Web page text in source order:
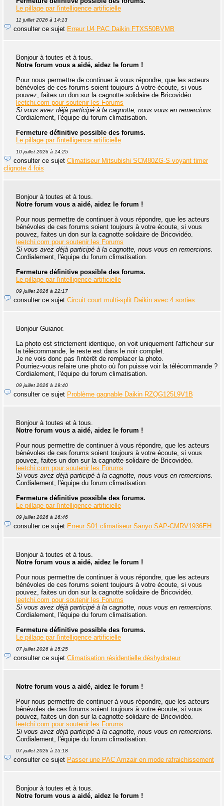
Le pillage par l'intelligence artificielle
11 juillet 2026 à 14:13
consulter ce sujet Erreur U4 PAC Daikin FTXS50BVMB
Bonjour à toutes et à tous.
Notre forum vous a aidé, aidez le forum !
Pour nous permettre de continuer à vous répondre, que les acteurs
bénévoles de ces forums soient toujours à votre écoute, si vous
pouvez, faites un don sur la cagnotte solidaire de Bricovidéo.
leetchi.com pour soutenir les Forums
Si vous avez déjà participé à la cagnotte, nous vous en remercions.
Cordialement, l'équipe du forum climatisation.
Fermeture définitive possible des forums.
Le pillage par l'intelligence artificielle
10 juillet 2026 à 14:25
consulter ce sujet Climatiseur Mitsubishi SCM80ZG-S voyant timer
clignote 4 fois
Bonjour à toutes et à tous.
Notre forum vous a aidé, aidez le forum !
Pour nous permettre de continuer à vous répondre, que les acteurs
bénévoles de ces forums soient toujours à votre écoute, si vous
pouvez, faites un don sur la cagnotte solidaire de Bricovidéo.
leetchi.com pour soutenir les Forums
Si vous avez déjà participé à la cagnotte, nous vous en remercions.
Cordialement, l'équipe du forum climatisation.
Fermeture définitive possible des forums.
Le pillage par l'intelligence artificielle
09 juillet 2026 à 22:17
consulter ce sujet Circuit court multi-split Daikin avec 4 sorties
Bonjour Guianor.
La photo est strictement identique, on voit uniquement l'afficheur sur
la télécommande, le reste est dans le noir complet.
Je ne vois donc pas l'intérêt de remplacer la photo.
Pourriez-vous refaire une photo où l'on puisse voir la télécommande ?
Cordialement, l'équipe du forum climatisation.
09 juillet 2026 à 19:40
consulter ce sujet Problème gagnable Daikin RZQG125L9V1B
Bonjour à toutes et à tous.
Notre forum vous a aidé, aidez le forum !
Pour nous permettre de continuer à vous répondre, que les acteurs
bénévoles de ces forums soient toujours à votre écoute, si vous
pouvez, faites un don sur la cagnotte solidaire de Bricovidéo.
leetchi.com pour soutenir les Forums
Si vous avez déjà participé à la cagnotte, nous vous en remercions.
Cordialement, l'équipe du forum climatisation.
Fermeture définitive possible des forums.
Le pillage par l'intelligence artificielle
09 juillet 2026 à 16:46
consulter ce sujet Erreur S01 climatiseur Sanyo SAP-CMRV1936EH
Bonjour à toutes et à tous.
Notre forum vous a aidé, aidez le forum !
Pour nous permettre de continuer à vous répondre, que les acteurs
bénévoles de ces forums soient toujours à votre écoute, si vous
pouvez, faites un don sur la cagnotte solidaire de Bricovidéo.
leetchi.com pour soutenir les Forums
Si vous avez déjà participé à la cagnotte, nous vous en remercions.
Cordialement, l'équipe du forum climatisation.
Fermeture définitive possible des forums.
Le pillage par l'intelligence artificielle
07 juillet 2026 à 15:25
consulter ce sujet Climatisation résidentielle déshydrateur
Notre forum vous a aidé, aidez le forum !
Pour nous permettre de continuer à vous répondre, que les acteurs
bénévoles de ces forums soient toujours à votre écoute, si vous
pouvez, faites un don sur la cagnotte solidaire de Bricovidéo.
leetchi.com pour soutenir les Forums
Si vous avez déjà participé à la cagnotte, nous vous en remercions.
Cordialement, l'équipe du forum climatisation.
07 juillet 2026 à 15:18
consulter ce sujet Passer une PAC Amzair en mode rafraichissement
Bonjour à toutes et à tous.
Notre forum vous a aidé, aidez le forum !